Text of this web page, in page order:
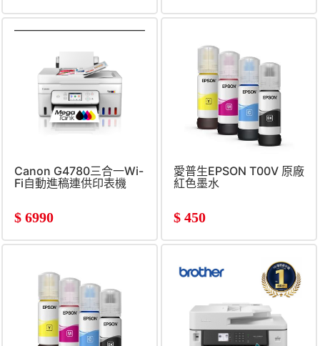
Canon G4780三合一Wi-
Fi自動進稿連供印表機
$ 6990
愛普生EPSON T00V 原廠
紅色墨水
$ 450